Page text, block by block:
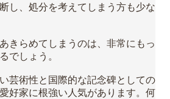
し、処分を考えてしまう方も少な
きらめてしまうのは、非常にもっ
でしょう。
芸術性と国際的な記念碑としての
好家に根強い人気があります。何